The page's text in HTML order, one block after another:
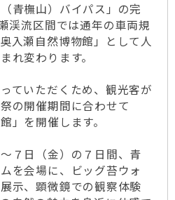
青橅山）バイパス」の完
渓流区間では通年の車両規
入瀬自然博物館」として人
れ変わります。
ていただくため、観光客が
の開催期間に合わせて
」を開催します。
７日（金）の７日間、青
を会場に、ビッグ苔ウォ
示、顕微鏡での観察体験